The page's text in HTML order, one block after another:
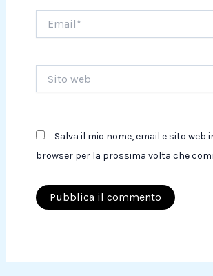
web
Salva il mio nome, email e sito web
browser per la prossima volta che